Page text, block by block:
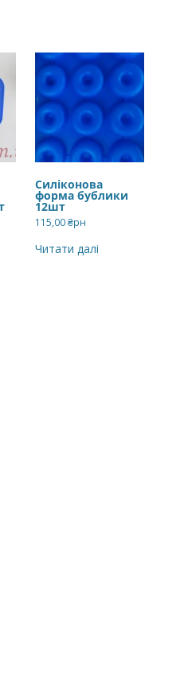
Силіконова
форма бублики
12шт
115,00₴рн
Читати далі